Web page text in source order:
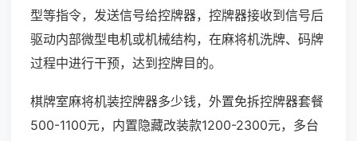
型等指令，发送信号给控牌器，控牌器接收到信号后
驱动内部微型电机或机械结构，在麻将机洗牌、码牌
过程中进行干预，达到控牌目的。
棋牌室麻将机装控牌器多少钱，外置免拆控牌器套餐
500-1100元，内置隐藏改装款1200-2300元，多台